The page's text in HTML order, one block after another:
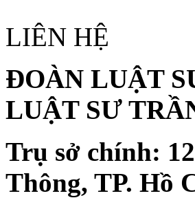
LIÊN HỆ
ĐOÀN LUẬT
LUẬT SƯ
Trụ sở chính:
Thông, TP. Hồ